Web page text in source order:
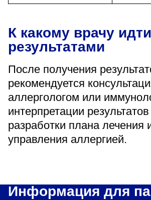
К какому врачу
результатами
После получения
рекомендуется
аллергологом или
интерпретации
разработки плана лечения
управления аллергией.
Информация для